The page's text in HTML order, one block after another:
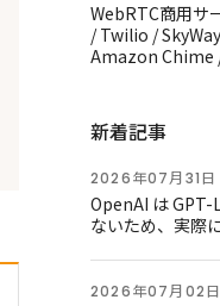
WebRTC商用サ
/ Twilio /
Amazon Chime
新着記事
2026年07月31日
OpenAI は GPT-
ないため、実際
2026年07月02日